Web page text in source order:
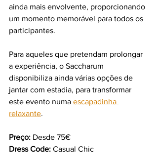
ainda mais envolvente, proporcionando
um momento memorável para todos os
participantes.
Para aqueles que pretendam prolongar
a experiência, o Saccharum
disponibiliza ainda várias opções de
jantar com estadia, para transformar
este evento numa escapadinha
relaxante.
Preço: Desde 75€
Dress Code: Casual Chic